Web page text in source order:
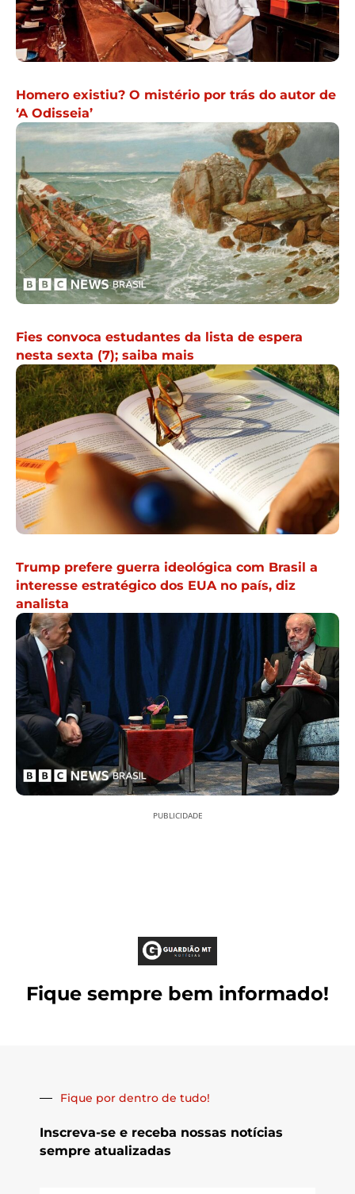
Homero existiu? O mistério por trás do autor de
‘A Odisseia’
Fies convoca estudantes da lista de espera
nesta sexta (7); saiba mais
Trump prefere guerra ideológica com Brasil a
interesse estratégico dos EUA no país, diz
analista
PUBLICIDADE
Fique sempre bem informado!
Fique por dentro de tudo!
Inscreva-se e receba nossas notícias
sempre atualizadas